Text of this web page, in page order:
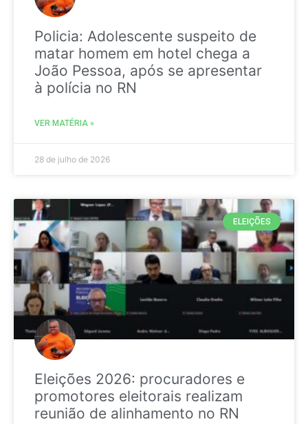
Policia: Adolescente suspeito de
matar homem em hotel chega a
João Pessoa, após se apresentar
à polícia no RN
VER MATÉRIA »
28 de julho de 2026
ELEIÇÕES
Eleições 2026: procuradores e
promotores eleitorais realizam
reunião de alinhamento no RN